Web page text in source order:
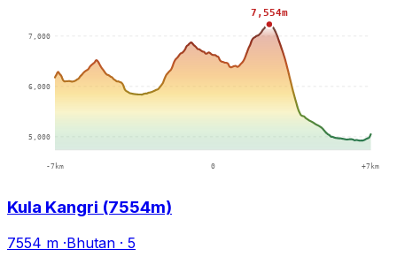
Kula Kangri (7554m)
7554 m ·Bhutan · 5